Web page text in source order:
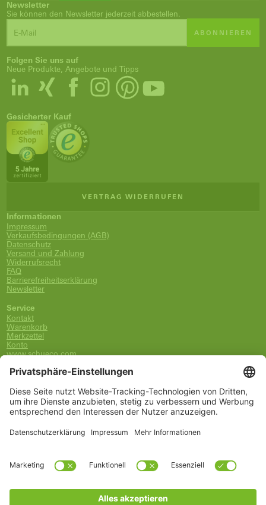
Newsletter
Sie können den Newsletter jederzeit abbestellen.
ABONNIEREN
Folgen Sie uns auf
Neue Produkte, Angebote und Tipps
Gesicherter Kauf
VERTRAG WIDERRUFEN
Informationen
Impressum
Verkaufsbedingungen (AGB)
Datenschutz
Versand und Zahlung
Widerrufsrecht
FAQ
Barrierefreiheitserklärung
Newsletter
Service
Kontakt
Warenkorb
Merkzettel
Konto
www.schueco.com
0800-400-4007
kostenlos aus dem dt. Festnetz
Unsere Marken
Alle Marken
Schüco International KG
Kategorien
Griffe
Wartung, Pflege und Lüftung